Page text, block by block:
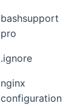
bashsupport
pro
.ignore
nginx
configuration